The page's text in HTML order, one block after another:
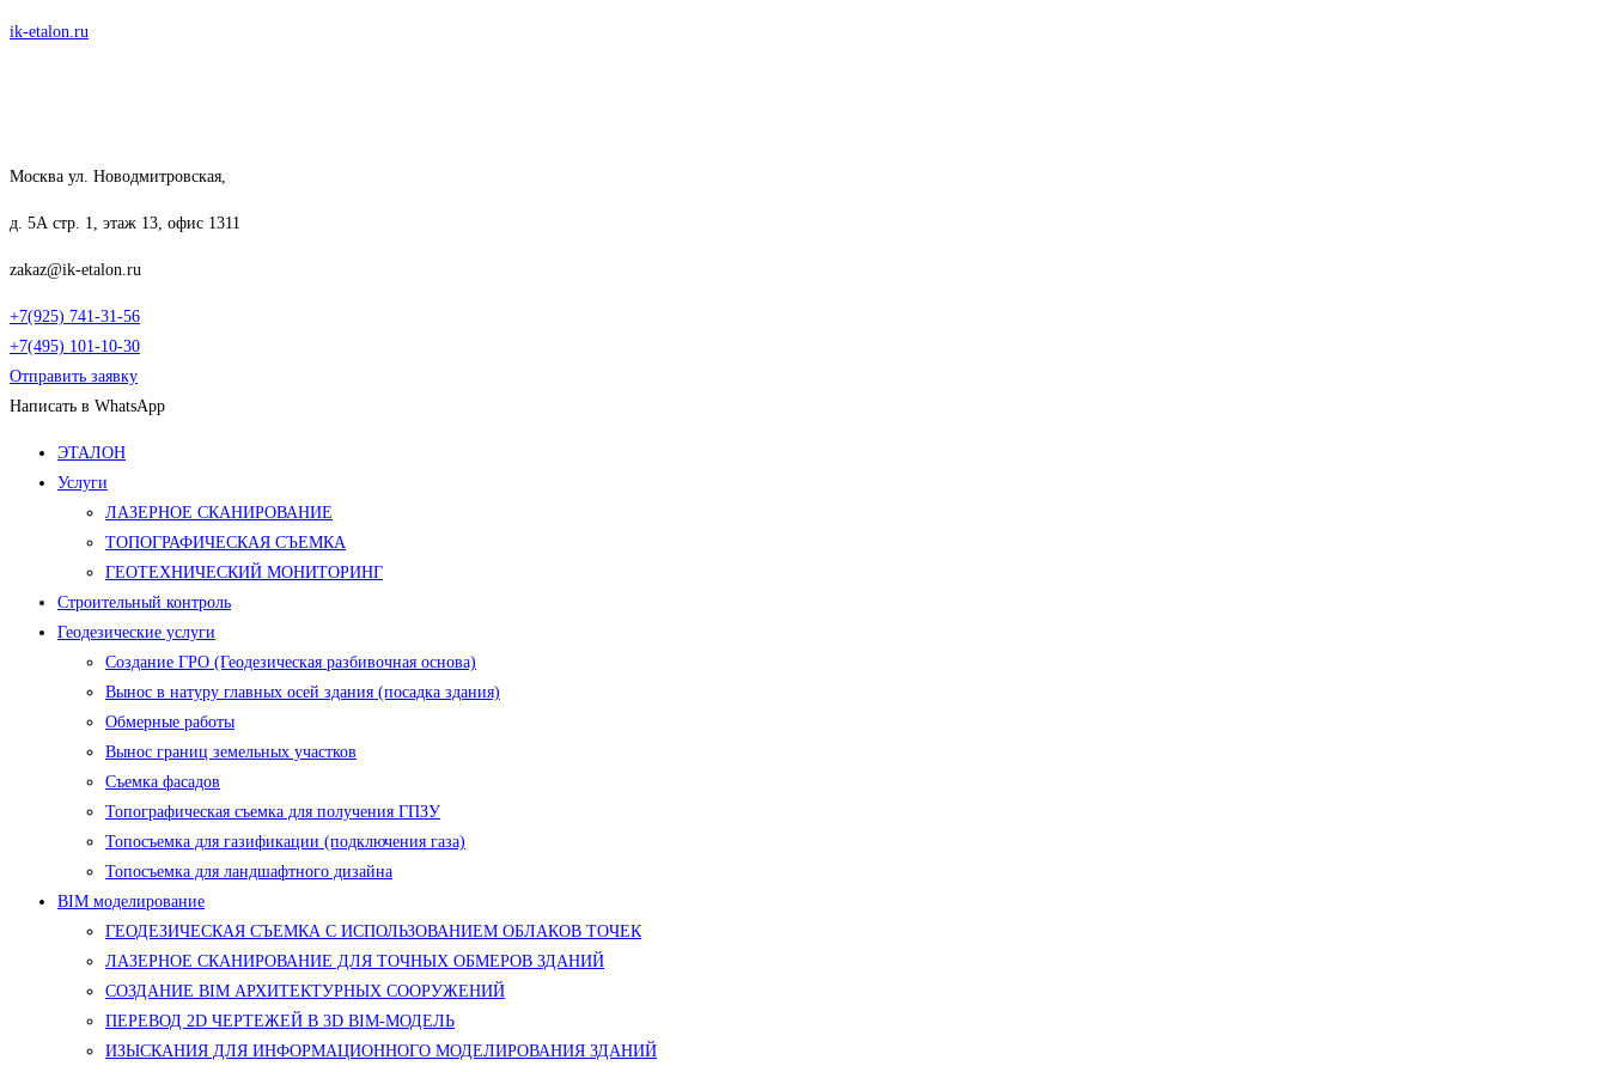
Перейти
ik-etalon.ru
Москва ул. Новодмитровская,
д. 5А стр. 1, этаж 13, офис 1311
zakaz@ik-etalon.ru
+7(925) 741-31-56
+7(495) 101-10-30
Отправить заявку
Написать в WhatsApp
Меню
ЭТАЛОН
Услуги
ЛАЗЕРНОЕ СКАНИРОВАНИЕ
ТОПОГРАФИЧЕСКАЯ СЪЕМКА
ГЕОТЕХНИЧЕСКИЙ МОНИТОРИНГ
Строительный контроль
Геодезические услуги
Создание ГРО (Геодезическая разбивочная основа)
Вынос в натуру главных осей здания (посадка здания)
Обмерные работы
Вынос границ земельных участков
Съемка фасадов
Топографическая съемка для получения ГПЗУ
Топосъемка для газификации (подключения газа)
Топосъемка для ландшафтного дизайна
BIM моделирование
ГЕОДЕЗИЧЕСКАЯ СЪЕМКА С ИСПОЛЬЗОВАНИЕМ ОБЛАКОВ ТОЧЕК
ЛАЗЕРНОЕ СКАНИРОВАНИЕ ДЛЯ ТОЧНЫХ ОБМЕРОВ ЗДАНИЙ
СОЗДАНИЕ BIM АРХИТЕКТУРНЫХ СООРУЖЕНИЙ
ПЕРЕВОД 2D ЧЕРТЕЖЕЙ В 3D BIM-МОДЕЛЬ
ИЗЫСКАНИЯ ДЛЯ ИНФОРМАЦИОННОГО МОДЕЛИРОВАНИЯ ЗДАНИЙ